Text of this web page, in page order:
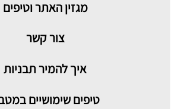
מגזין האתר וטיפים
צור קשר
איך להמיר תבניות
טיפים שימושיים